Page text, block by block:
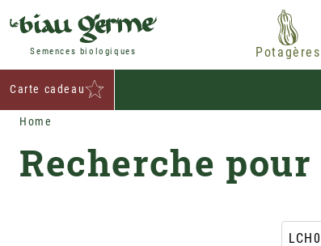
Semences biologiques Potagères
Carte cadeau
Home
Recherche pour